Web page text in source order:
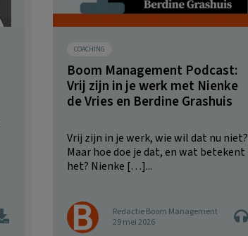
COACHING
Boom Management Podcast:
Vrij zijn in je werk met Nienke
de Vries en Berdine Grashuis
Vrij zijn in je werk, wie wil dat nu niet?
Maar hoe doe je dat, en wat betekent
het? ⁠Nienke […]...
Redactie Boom Management
29 mei 2026